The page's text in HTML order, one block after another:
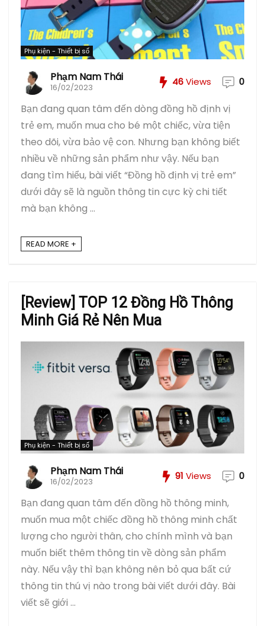
Phụ kiện - Thiết bị số
Phạm Nam Thái
16/02/2023 46Views 0
Bạn đang quan tâm đến dòng đồng hồ định vị
trẻ em, muốn mua cho bé một chiếc, vừa tiện
theo dõi, vừa bảo vệ con. Nhưng bạn không biết
nhiều về những sản phẩm như vậy. Nếu bạn
đang tìm hiểu, bài viết “Đồng hồ định vị trẻ em”
dưới đây sẽ là nguồn thông tin cực kỳ chi tiết
mà bạn không ...
READ MORE +
[Review] TOP 12 Đồng Hồ Thông
Minh Giá Rẻ Nên Mua
Phụ kiện - Thiết bị số
Phạm Nam Thái
16/02/2023 91 Views 0
Bạn đang quan tâm đến đồng hồ thông minh,
muốn mua một chiếc đồng hồ thông minh chất
lượng cho người thân, cho chính mình và bạn
muốn biết thêm thông tin về dòng sản phẩm
này. Nếu vậy thì bạn không nên bỏ qua bất cứ
thông tin thú vị nào trong bài viết dưới đây. Bài
viết sẽ giới ...